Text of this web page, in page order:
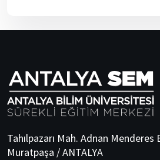
Tahılpazarı Mah. Adnan Menderes
Muratpaşa / ANTALYA